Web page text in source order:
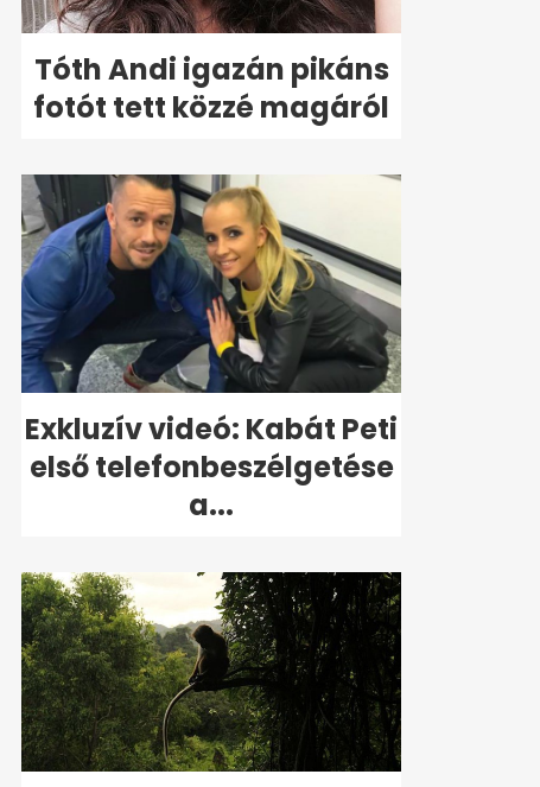
Tóth Andi igazán pikáns
fotót tett közzé magáról
Exkluzív videó: Kabát Peti
első telefonbeszélgetése
a...